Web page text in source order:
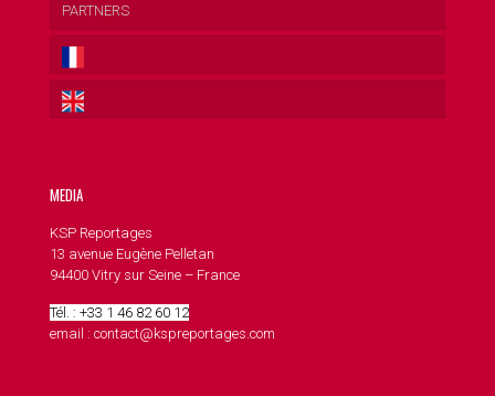
PARTNERS
MEDIA
KSP Reportages
13 avenue Eugène Pelletan
94400 Vitry sur Seine – France
Tél. : +33 1 46 82 60 12
email : contact@kspreportages.com